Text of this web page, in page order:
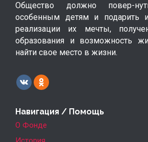
Общество должно повер-
особенным детям и подарить
реализации их мечты,
образования и возможность
найти свое место в жизни.
Навигация / Помощь
О Фонде